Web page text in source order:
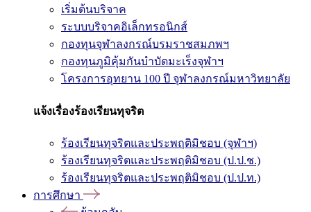
เริ่มต้นบริจาค
ระบบบริจาคอิเล็กทรอนิกส์
กองทุนจุฬาลงกรณ์บรมราชสมภพฯ
กองทุนภูมิคุ้มกันบำบัดมะเร็งจุฬาฯ
โครงการอุทยาน 100 ปี จุฬาลงกรณ์มหาวิทยาลัย
แจ้งเรื่องร้องเรียนทุจริต
ร้องเรียนทุจริตและประพฤติมิชอบ (จุฬาฯ)
ร้องเรียนทุจริตและประพฤติมิชอบ (ป.ป.ช.)
ร้องเรียนทุจริตและประพฤติมิชอบ (ป.ป.ท.)
การศึกษา